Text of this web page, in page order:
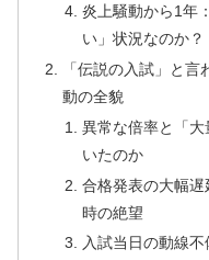
炎上騒動から1年
い」状況なのか？
「伝説の入試」と
動の全貌
異常な倍率と「
いたのか
合格発表の大幅
時の絶望
入試当日の動線